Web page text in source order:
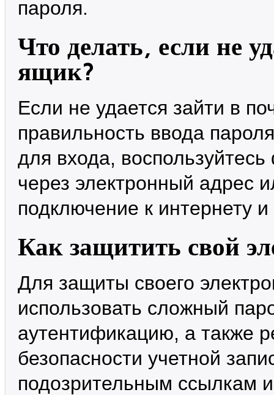
пароля.
Что делать, если не
ящик?
Если не удается зайти в
правильность ввода
для входа,
через электронный адрес
подключение к интернету
Как защитить свой
Для защиты своего
использовать сложный
аутентификацию, а также
безопасности учетной
подозрительным ссылкам